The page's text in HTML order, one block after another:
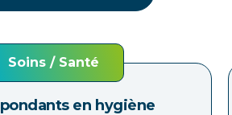
Soins / Santé
en hygiène